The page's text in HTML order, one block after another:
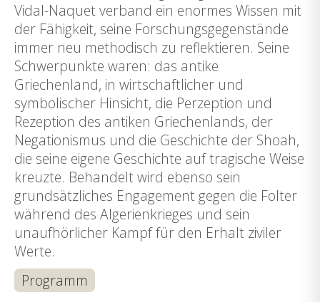
Vidal-Naquet verband ein enormes Wissen mit
der Fähigkeit, seine Forschungsgegenstände
immer neu methodisch zu reflektieren. Seine
Schwerpunkte waren: das antike
Griechenland, in wirtschaftlicher und
symbolischer Hinsicht, die Perzeption und
Rezeption des antiken Griechenlands, der
Negationismus und die Geschichte der Shoah,
die seine eigene Geschichte auf tragische Weise
kreuzte. Behandelt wird ebenso sein
grundsätzliches Engagement gegen die Folter
während des Algerienkrieges und sein
unaufhörlicher Kampf für den Erhalt ziviler
Werte.
Programm